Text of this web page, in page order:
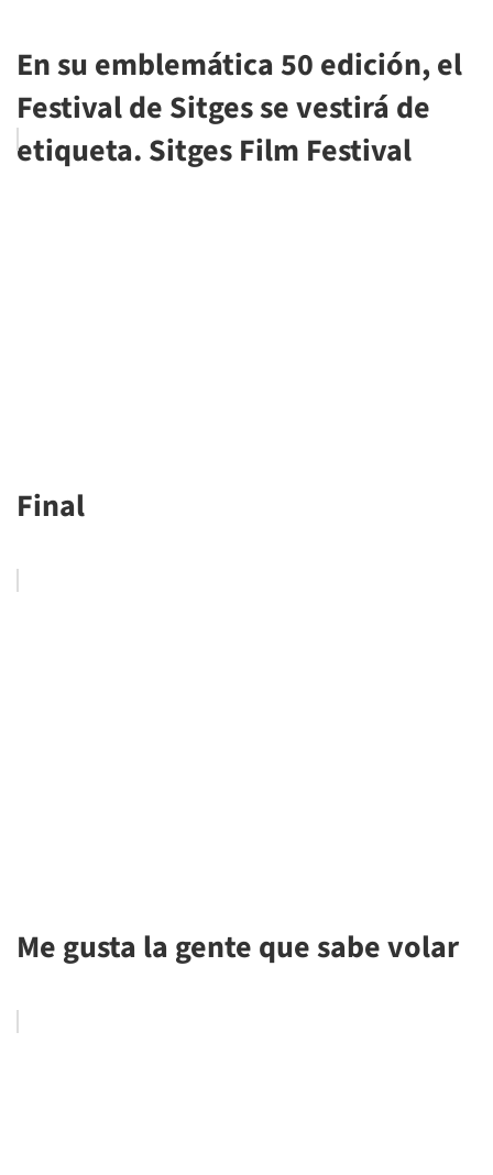
En su emblemática 50 edición, el
Festival de Sitges se vestirá de
etiqueta. Sitges Film Festival
Final
Me gusta la gente que sabe volar